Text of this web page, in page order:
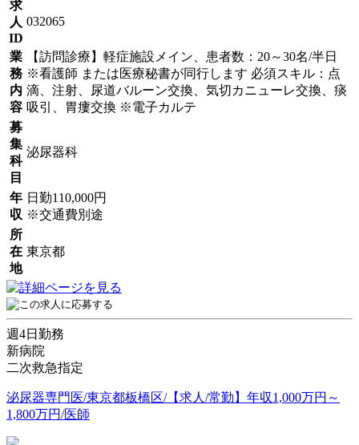
求
人
ID
032065
業
務
内
容
【訪問診療】軽症施設メイン、患者数：20～30名/半日
※看護師 または医療秘書が同行します 必須スキル：点
滴、注射、尿道バルーン交換、気切カニューレ交換、痰
吸引、胃瘻交換 ※電子カルテ
募
集
科
目
泌尿器科
年
収
日勤110,000円
※交通費別途
所
在
地
東京都
週4日勤務
新病院
二次救急指定
泌尿器専門医/東京都板橋区/【求人/常勤】年収1,000万円～
1,800万円/医師